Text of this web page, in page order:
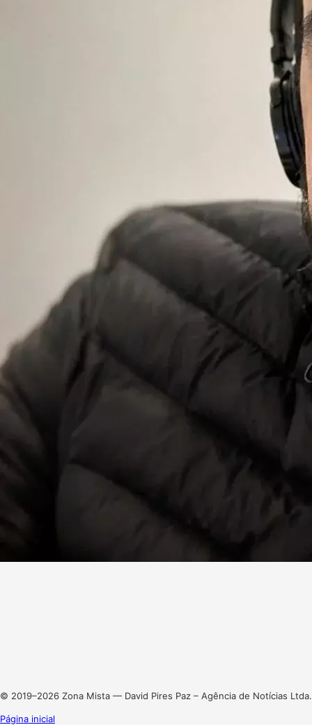
© 2019–2026 Zona Mista — David Pires Paz – Agência de Notícias Ltda.
Página inicial